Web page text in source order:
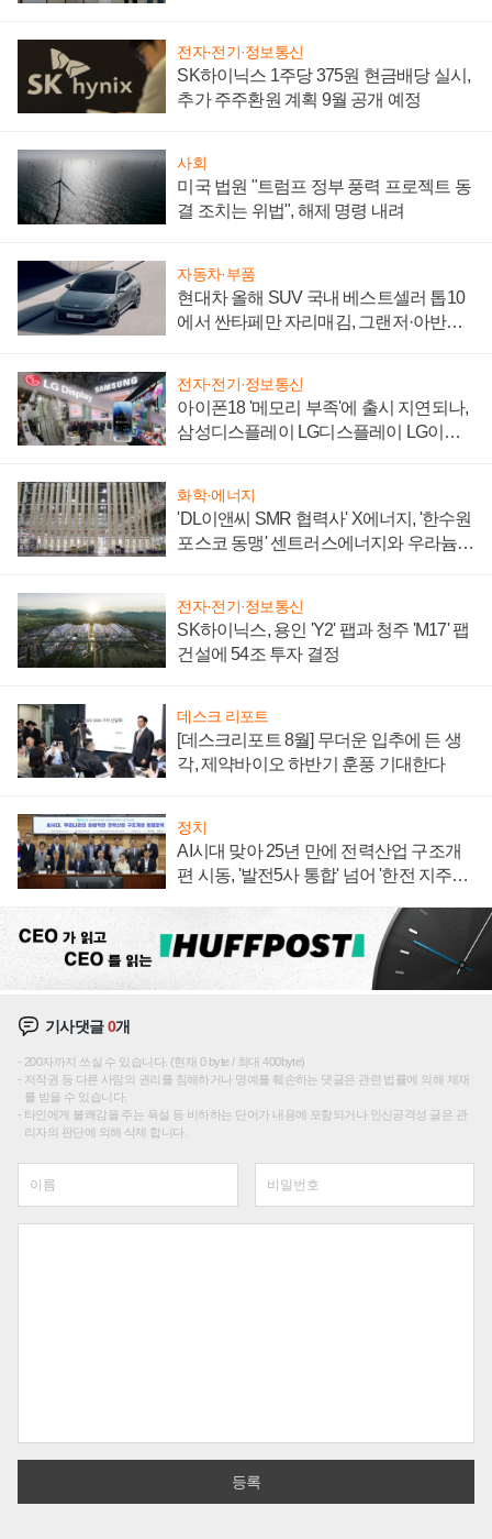
전자·전기·정보통신
SK하이닉스 1주당 375원 현금배당 실시,
추가 주주환원 계획 9월 공개 예정
사회
미국 법원 "트럼프 정부 풍력 프로젝트 동
결 조치는 위법", 해제 명령 내려
자동차·부품
현대차 올해 SUV 국내 베스트셀러 톱10
에서 싼타페만 자리매김, 그랜저·아반떼
전자·전기·정보통신
아이폰18 '메모리 부족'에 출시 지연되나,
삼성디스플레이 LG디스플레이 LG이노
화학·에너지
'DL이앤씨 SMR 협력사' X에너지, '한수원
포스코 동맹' 센트러스에너지와 우라늄
전자·전기·정보통신
SK하이닉스, 용인 'Y2' 팹과 청주 'M17' 팹
건설에 54조 투자 결정
데스크 리포트
[데스크리포트 8월] 무더운 입추에 든 생
각, 제약바이오 하반기 훈풍 기대한다
정치
AI시대 맞아 25년 만에 전력산업 구조개
편 시동, '발전5사 통합' 넘어 '한전 지주사'
기사댓글0개
200자까지 쓰실 수 있습니다. (현재 0 byte / 최대 400byte)
저작권 등 다른 사람의 권리를 침해하거나 명예를 훼손하는 댓글은 관련 법률에 의해 제재
를 받을 수 있습니다.
타인에게 불쾌감을 주는 욕설 등 비하하는 단어가 내용에 포함되거나 인신공격성 글은 관
리자의 판단에 의해 삭제 합니다.